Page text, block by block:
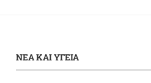
ΝΕΑ ΚΑΙ ΥΓΕΙΑ